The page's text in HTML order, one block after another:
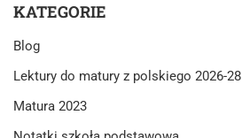
KATEGORIE
Blog
Lektury do matury z polskiego 2026-28
Matura 2023